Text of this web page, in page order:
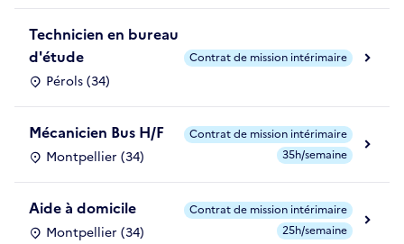
Technicien en bureau
d'étude
Pérols (34)
Contrat de mission intérimaire
Mécanicien Bus H/F
Montpellier (34)
Contrat de mission intérimaire
35h/semaine
Aide à domicile
Montpellier (34)
Contrat de mission intérimaire
25h/semaine